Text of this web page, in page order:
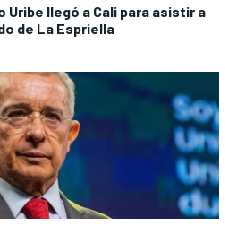
llegó a Cali para asistir a
de La Espriella